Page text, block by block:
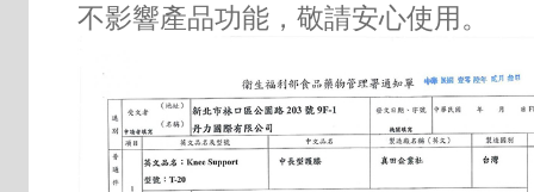
不影響產品功能，敬請安心使用。